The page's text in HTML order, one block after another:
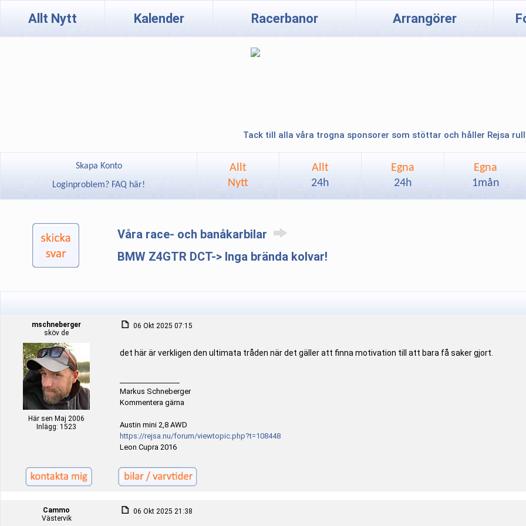
Allt Nytt Kalender Racerbanor Arrangörer
Tack till alla våra trogna sponsorer som stöttar och håller Rejsa
Skapa Konto
Loginproblem? FAQ här!
Allt
Nytt
Allt
24h
Egna
24h
Egna
1mån
Våra race- och banåkarbilar
BMW Z4GTR DCT-> Inga brända kolvar!
mschneberger
sköv de
Här sen Maj 2006
Inlägg: 1523
06 Okt 2025 07:15
det här är verkligen den ultimata tråden när det gäller att finna motivation till att bara få saker gjort.
Markus Schneberger
Kommentera gärna
Austin mini 2,8 AWD
https://rejsa.nu/forum/viewtopic.php?t=108448
Leon Cupra 2016
Cammo
Västervik
06 Okt 2025 21:38